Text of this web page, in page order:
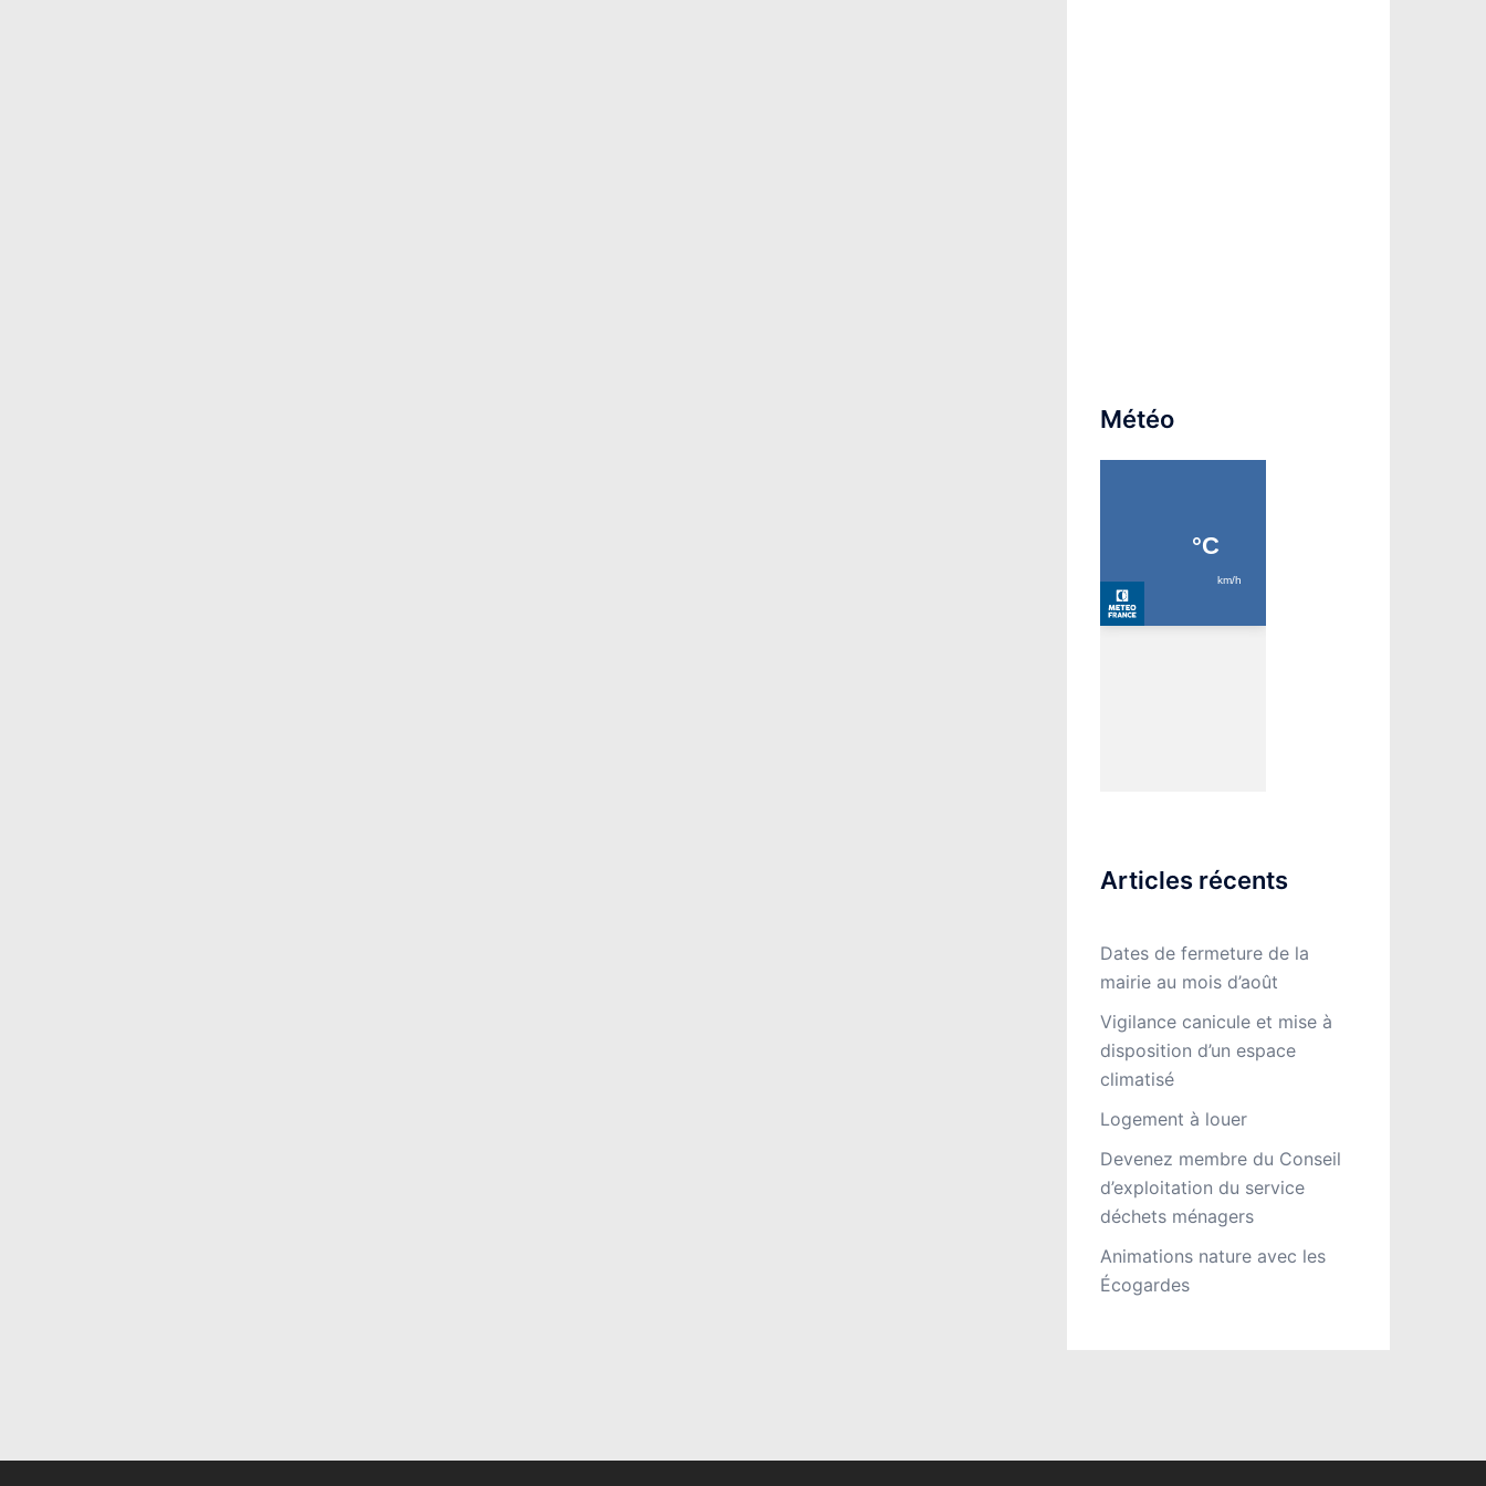
Météo
Articles récents
Dates de fermeture de la
mairie au mois d’août
Vigilance canicule et mise à
disposition d’un espace
climatisé
Logement à louer
Devenez membre du Conseil
d’exploitation du service
déchets ménagers
Animations nature avec les
Écogardes